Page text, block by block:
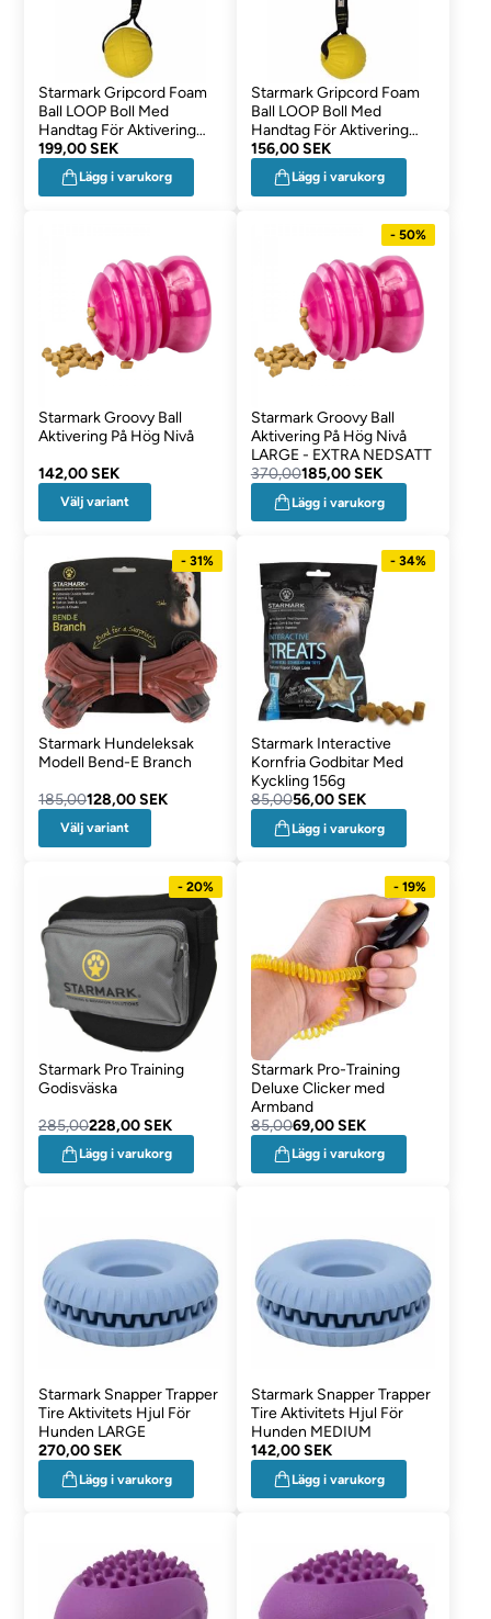
Starmark Gripcord Foam
Ball LOOP Boll Med
Handtag För Aktivering
LARGE
199,00 SEK
Lägg i varukorg
Starmark Gripcord Foam
Ball LOOP Boll Med
Handtag För Aktivering
MEDIUM
156,00 SEK
Lägg i varukorg
Starmark Groovy Ball
Aktivering På Hög Nivå
142,00 SEK
Välj variant
- 50%
Starmark Groovy Ball
Aktivering På Hög Nivå
LARGE - EXTRA NEDSATT
370,00185,00 SEK
Lägg i varukorg
- 31%
Starmark Hundeleksak
Modell Bend-E Branch
185,00128,00 SEK
Välj variant
- 34%
Starmark Interactive
Kornfria Godbitar Med
Kyckling 156g
85,0056,00 SEK
Lägg i varukorg
- 20%
Starmark Pro Training
Godisväska
285,00228,00 SEK
Lägg i varukorg
- 19%
Starmark Pro-Training
Deluxe Clicker med
Armband
85,0069,00 SEK
Lägg i varukorg
Starmark Snapper Trapper
Tire Aktivitets Hjul För
Hunden LARGE
270,00 SEK
Lägg i varukorg
Starmark Snapper Trapper
Tire Aktivitets Hjul För
Hunden MEDIUM
142,00 SEK
Lägg i varukorg